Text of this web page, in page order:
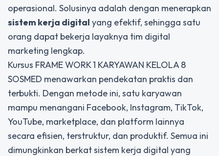
operasional. Solusinya adalah dengan menerapkan
sistem kerja digital yang efektif, sehingga satu
orang dapat bekerja layaknya tim digital
marketing lengkap.
Kursus FRAME WORK 1 KARYAWAN KELOLA 8
SOSMED menawarkan pendekatan praktis dan
terbukti. Dengan metode ini, satu karyawan
mampu menangani Facebook, Instagram, TikTok,
YouTube, marketplace, dan platform lainnya
secara efisien, terstruktur, dan produktif. Semua ini
dimungkinkan berkat sistem kerja digital yang